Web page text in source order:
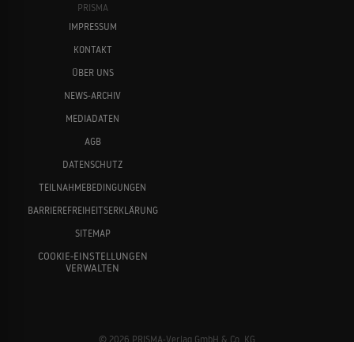
PRISMA
IMPRESSUM
KONTAKT
ÜBER UNS
NEWS-ARCHIV
MEDIADATEN
AGB
DATENSCHUTZ
TEILNAHMEBEDINGUNGEN
BARRIEREFREIHEITSERKLÄRUNG
SITEMAP
COOKIE-EINSTELLUNGEN
VERWALTEN
© 2026 PRISMA-Verlag GmbH & Co. KG